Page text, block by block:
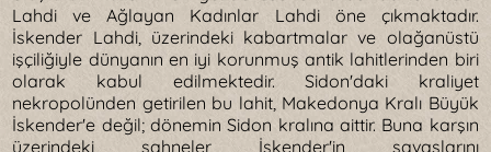
Lahdi ve Ağlayan Kadınlar Lahdi öne çıkmaktadır.
İskender Lahdi, üzerindeki kabartmalar ve olağanüstü
işçiliğiyle dünyanın en iyi korunmuş antik lahitlerinden biri
olarak kabul edilmektedir. Sidon'daki kraliyet
nekropolünden getirilen bu lahit, Makedonya Kralı Büyük
İskender'e değil; dönemin Sidon kralına aittir. Buna karşın
üzerindeki sahneler İskender'in savaşlarını